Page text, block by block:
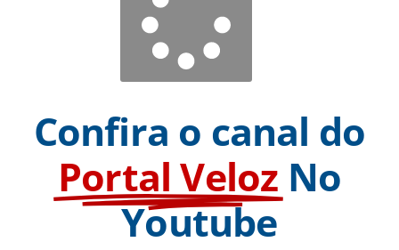
Confira o canal do
Portal Veloz No
Youtube